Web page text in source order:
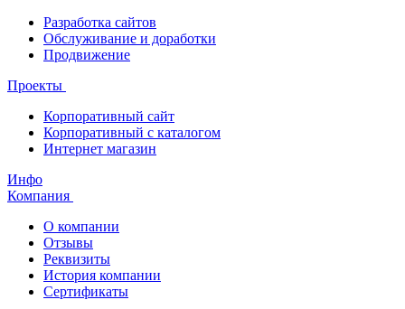
Разработка сайтов
Обслуживание и доработки
Продвижение
Проекты
Корпоративный сайт
Корпоративный с каталогом
Интернет магазин
Инфо
Компания
О компании
Отзывы
Реквизиты
История компании
Сертификаты